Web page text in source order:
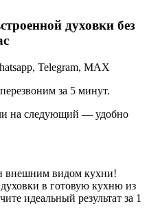
духовки без
Telegram, MAX
за 5 минут.
на следующий — удобно
внешним видом кухни!
в готовую кухню из
идеальный результат за 1